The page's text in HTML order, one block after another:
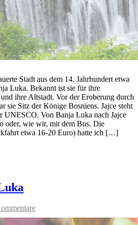
Stadt aus dem 14. Jahrhundert etwa
Luka. Bekannt ist sie für ihre
ihre Altstadt. Vor der Eroberung durch
sie Sitz der Könige Bosniens. Jajce steht
UNESCO. Von Banja Luka nach Jajce
oder, wie wir, mit dem Bus. Die
etwa 16-20 Euro) hatte ich […]